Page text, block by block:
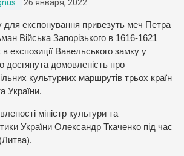
26 января, 2022
для експонування привезуть меч Петра
Війська Запорізького в 1616-1621
експозиції Вавельського замку у
досгянута домовленість про
культурних маршрутів трьох країн
України.
міністр культури та
України Олександр Ткаченко під час